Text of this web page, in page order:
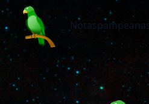
Notaspampeanas